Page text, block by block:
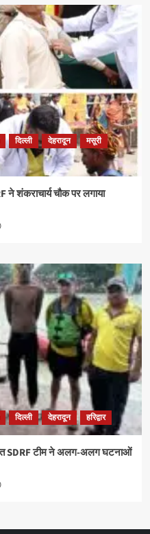
दिल्ली देहरादून
मसूरी
शंकराचार्य चौक पर लगाया
दिल्ली देहरादून हरिद्वार
SDRF टीम ने अलग-अलग घटनाओं